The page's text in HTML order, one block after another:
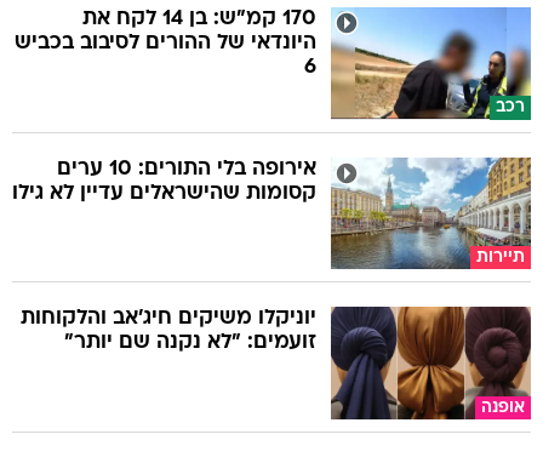
רכב
170 קמ"ש: בן 14 לקח את
היונדאי של ההורים לסיבוב בכביש
6
תיירות
אירופה בלי התורים: 10 ערים
קסומות שהישראלים עדיין לא גילו
אופנה
יוניקלו משיקים חיג'אב והלקוחות
זועמים: "לא נקנה שם יותר"